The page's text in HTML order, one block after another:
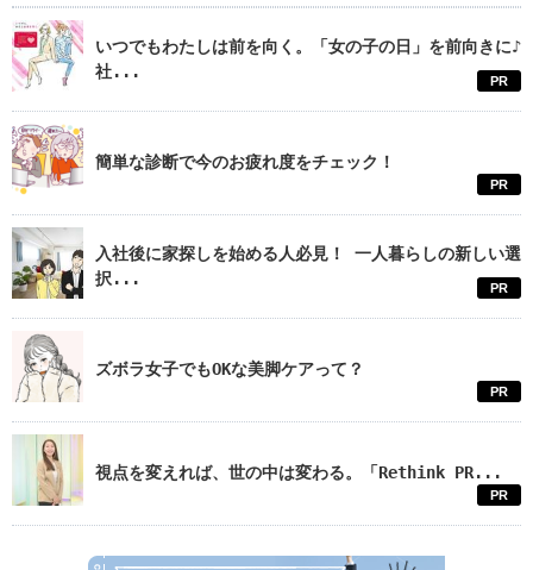
いつでもわたしは前を向く。「女の子の日」を前向きに♪
社...
PR
簡単な診断で今のお疲れ度をチェック！
PR
入社後に家探しを始める人必見！ 一人暮らしの新しい選
択...
PR
ズボラ女子でもOKな美脚ケアって？
PR
視点を変えれば、世の中は変わる。「Rethink PR...
PR